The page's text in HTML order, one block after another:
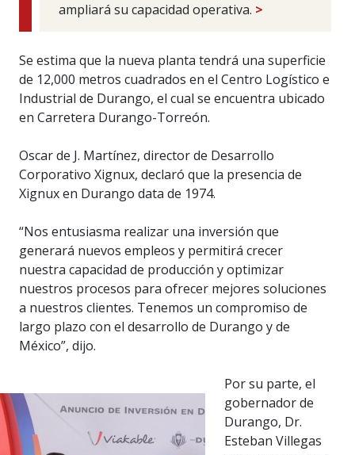
ampliará su capacidad operativa. >
Se estima que la nueva planta tendrá una superficie
de 12,000 metros cuadrados en el Centro Logístico e
Industrial de Durango, el cual se encuentra ubicado
en Carretera Durango-Torreón.
Oscar de J. Martínez, director de Desarrollo
Corporativo Xignux, declaró que la presencia de
Xignux en Durango data de 1974.
“Nos entusiasma realizar una inversión que
generará nuevos empleos y permitirá crecer
nuestra capacidad de producción y optimizar
nuestros procesos para ofrecer mejores soluciones
a nuestros clientes. Tenemos un compromiso de
largo plazo con el desarrollo de Durango y de
México”, dijo.
Por su parte, el
gobernador de
Durango, Dr.
Esteban Villegas